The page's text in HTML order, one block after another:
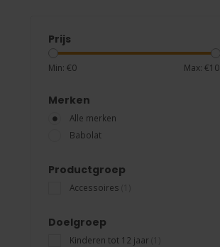
Prijs
Min: €0 Max: €10
Merken
Alle merken
Babolat
Productgroep
Accessoires
Doelgroep
Kinderen tot 12 jaar